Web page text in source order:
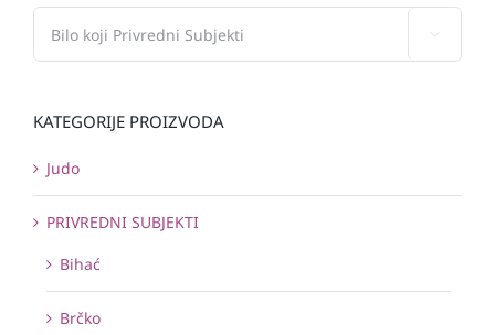
KATEGORIJE PROIZVODA
Judo
PRIVREDNI SUBJEKTI
Bihać
Brčko